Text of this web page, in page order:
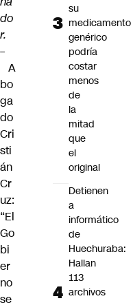
do
r.
–
A
bo
ga
do
Cri
sti
án
Cr
uz:
“El
Go
bi
er
no
se
su
medicamento
genérico
podría
costar
menos
de
la
mitad
que
el
original
Detienen
a
informático
de
Huechuraba:
Hallan
113
archivos